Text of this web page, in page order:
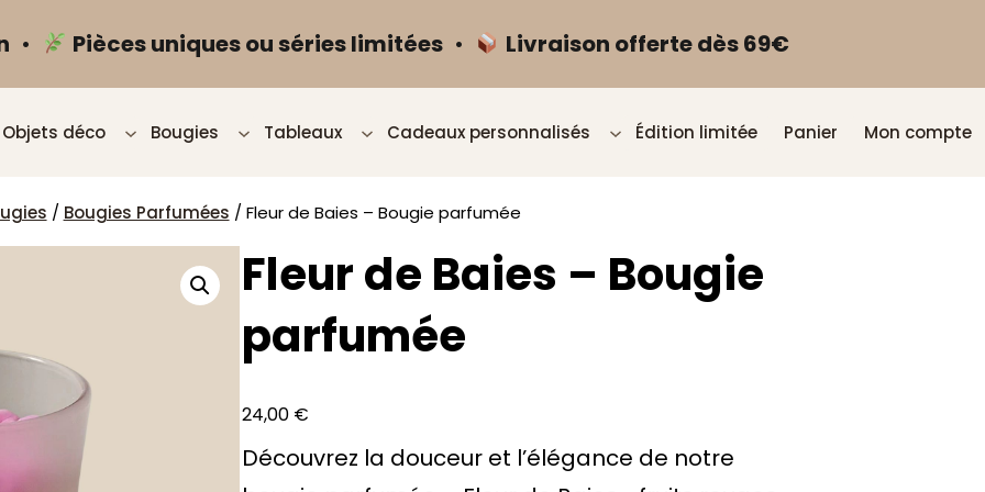
• Pièces uniques ou séries limitées •
Livraison offerte dès 69€
Objets déco Bougies Tableaux Cadeaux personnalisés Édition limitée Panier Mon compte
/ Bougies Parfumées / Fleur de Baies – Bougie parfumée
Fleur de Baies – Bougie
parfumée
24,00 €
Découvrez la douceur et l’élégance de notre